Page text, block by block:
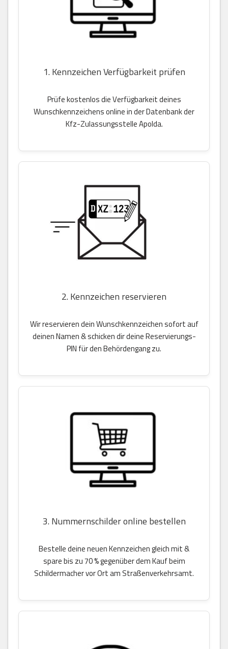
1. Kennzeichen Verfügbarkeit prüfen
Prüfe kostenlos die Verfügbarkeit deines
Wunschkennzeichens online in der Datenbank der
Kfz-Zulassungsstelle Apolda.
2. Kennzeichen reservieren
Wir reservieren dein Wunschkennzeichen sofort auf
deinen Namen & schicken dir deine Reservierungs-
PIN für den Behördengang zu.
3. Nummernschilder online bestellen
Bestelle deine neuen Kennzeichen gleich mit &
spare bis zu 70 % gegenüber dem Kauf beim
Schildermacher vor Ort am Straßenverkehrsamt.